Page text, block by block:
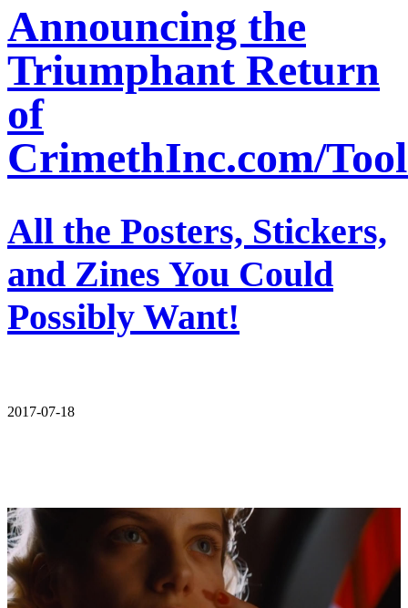
Announcing the
Triumphant Return
of
CrimethInc.com/
All the Posters, Stickers,
and Zines You Could
Possibly Want!
2017-07-18